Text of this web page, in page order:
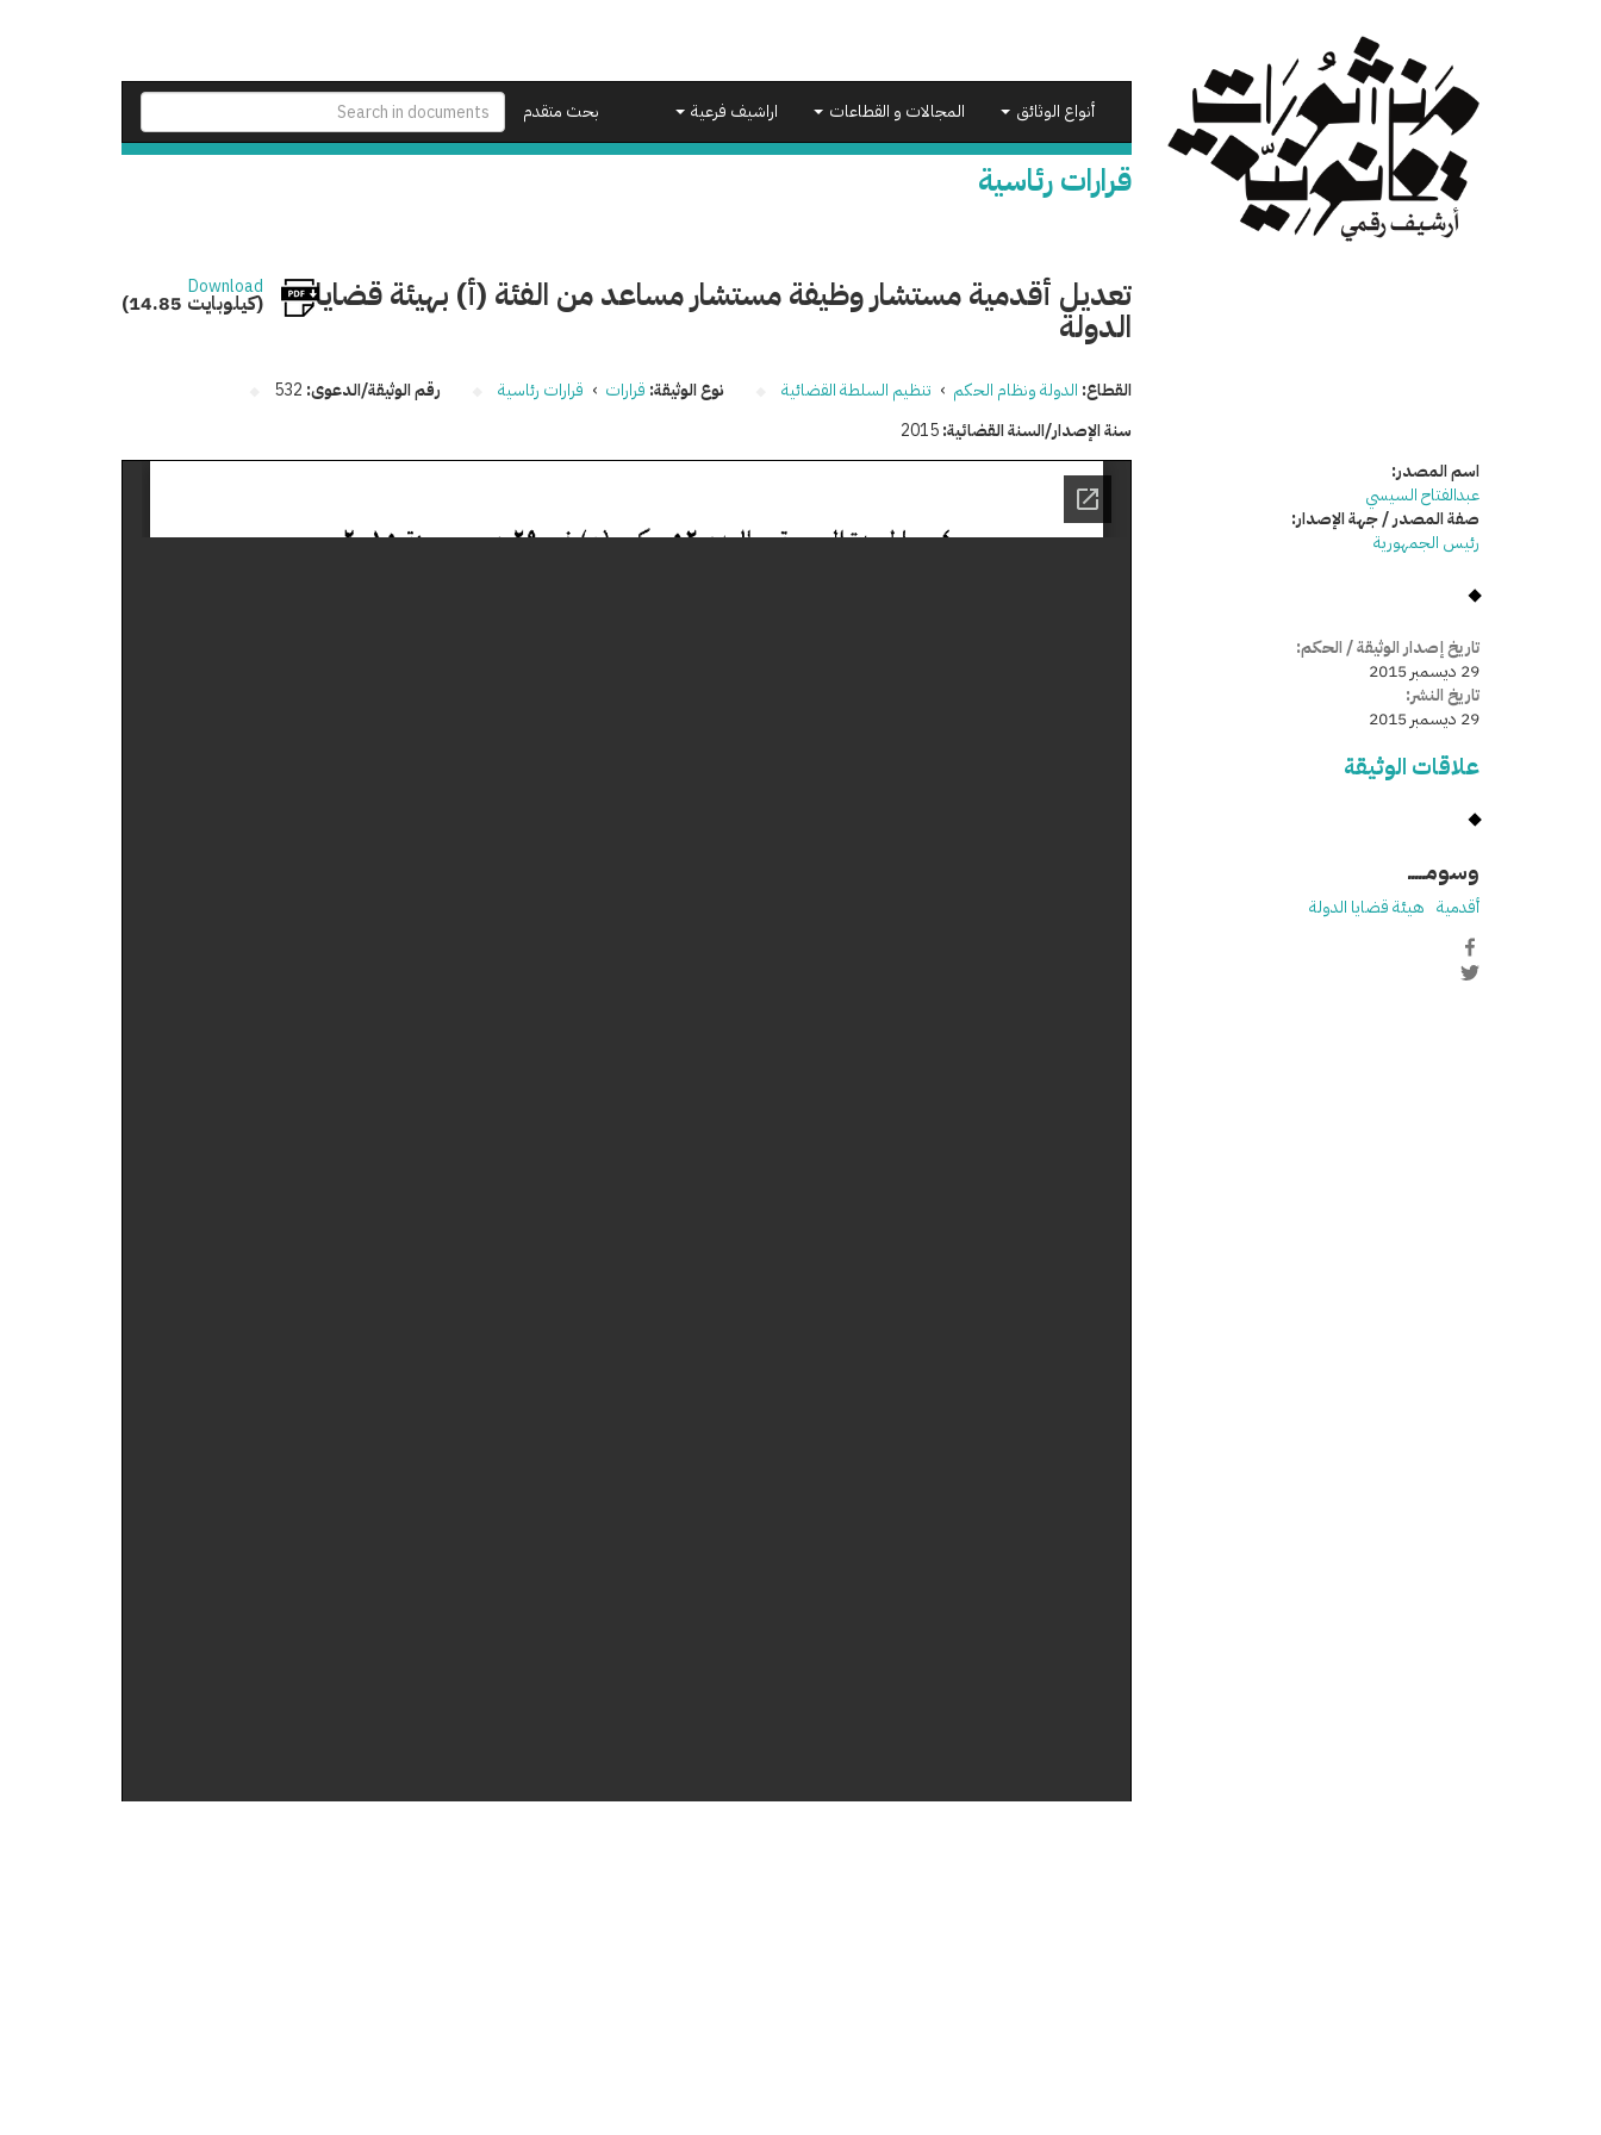
بحث متقدم
أنواع الوثائق المجالات و القطاعات اراشيف فرعية
قرارات رئاسية
تعديل أقدمية مستشار وظيفة مستشار مساعد من الفئة (أ) بهيئة قضايا
الدولة
Download
(14.85 كيلوبايت)
القطاع: الدولة ونظام الحكم › تنظيم السلطة القضائية نوع الوثيقة: قرارات › قرارات رئاسية رقم الوثيقة/الدعوى: 532
سنة الإصدار/السنة القضائية:2015
اسم المصدر:
عبدالفتاح السيسي
صفة المصدر / جهة الإصدار:
رئيس الجمهورية
تاريخ إصدار الوثيقة / الحكم:
29 ديسمبر 2015
تاريخ النشر:
29 ديسمبر 2015
علاقات الوثيقة
وسومـــــ
أقدمية هيئة قضايا الدولة